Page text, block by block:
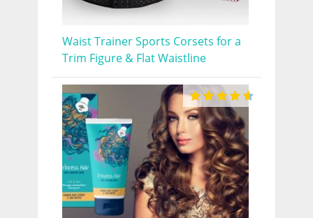
Waist Trainer Sports Corsets for a
Trim Figure & Flat Waistline